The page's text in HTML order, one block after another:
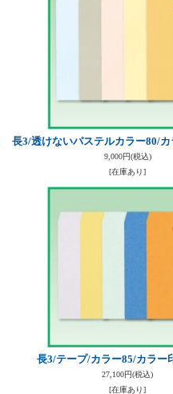
長3/透けないパステルカラー80/
9,000円(税込)
[在庫あり]
長3/テープ/カラー85/カラー
27,100円(税込)
[在庫あり]